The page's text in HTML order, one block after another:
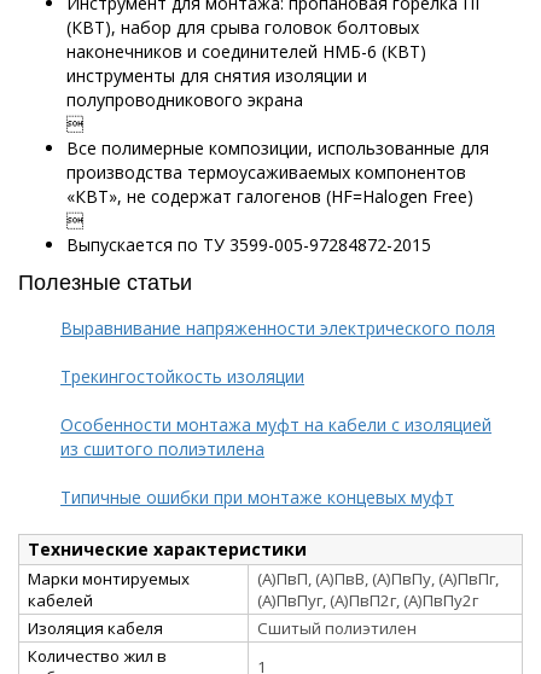
(КВТ), набор для срыва головок болтовых
наконечников и соединителей НМБ-6 (КВТ)
инструменты для снятия изоляции и
полупроводникового экрана

Все полимерные композиции, использованные для
производства термоусаживаемых компонентов
«КВТ», не содержат галогенов (HF=Halogen Free)

Выпускается по ТУ 3599-005-97284872-2015
Полезные статьи
Выравнивание напряженности электрического поля
Трекингостойкость изоляции
Особенности монтажа муфт на кабели с изоляцией
из сшитого полиэтилена
Типичные ошибки при монтаже концевых муфт
Технические характеристики
Марки монтируемых
кабелей
(А)ПвП, (А)ПвВ, (А)ПвПу, (А)ПвПг,
(А)ПвПуг, (А)ПвП2г, (А)ПвПу2г
Изоляция кабеля
Сшитый полиэтилен
Количество жил в
1